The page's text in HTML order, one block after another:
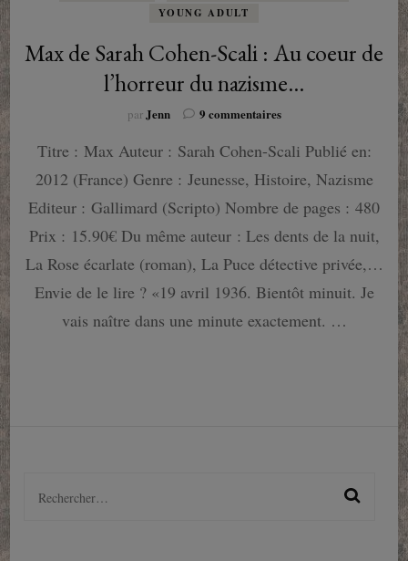
YOUNG ADULT
Max de Sarah Cohen-Scali : Au coeur de
l’horreur du nazisme…
par Jenn 9 commentairessur
de
Cohen-
Scali
Au
coeur
l’horreur
nazisme…
Titre : Max Auteur : Sarah Cohen-Scali Publié en:
2012 (France) Genre : Jeunesse, Histoire, Nazisme
Editeur : Gallimard (Scripto) Nombre de pages : 480
Prix : 15.90€ Du même auteur : Les dents de la nuit,
La Rose écarlate (roman), La Puce détective privée,…
Envie de le lire ? «19 avril 1936. Bientôt minuit. Je
vais naître dans une minute exactement. …
Rechercher :